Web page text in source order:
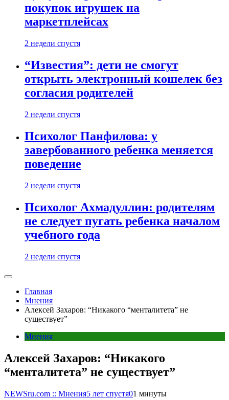
покупок игрушек на
маркетплейсах
2 недели спустя
“Известия”: дети не смогут
открыть электронный кошелек без
согласия родителей
2 недели спустя
Психолог Панфилова: у
завербованного ребенка меняется
поведение
2 недели спустя
Психолог Ахмадуллин: родителям
не следует пугать ребенка началом
учебного года
2 недели спустя
Главная
Мнения
Алексей Захаров: “Никакого “менталитета” не
существует”
Мнения
Алексей Захаров: “Никакого
“менталитета” не существует”
NEWSru.com :: Мнения5 лет спустя01 минуты